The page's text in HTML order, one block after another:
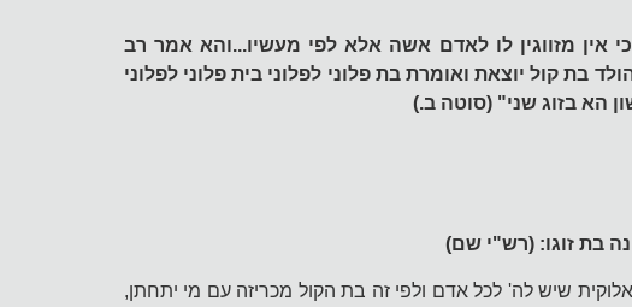
מזווגין לו לאדם אשה אלא לפי מעשיו...והא אמר רב
בת קול יוצאת ואומרת בת פלוני לפלוני בית פלוני לפלוני
הא בזוג שני" (סוטה ב.)
בת זוגו: (רש"י שם)
שיש לה' לכל אדם ולפי זה בת הקול מכריזה עם מי יתחתן,